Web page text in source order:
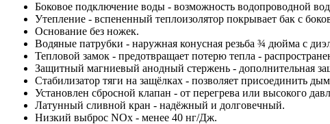
Боковое подключение воды - возможность водопроводной
Утепление - вспененный теплоизолятор покрывает бак с
Основание без ножек.
Водяные патрубки - наружная конусная резьба ¾ дюйма с
Тепловой замок - предотвращает потерю тепла -
Защитный магниевый анодный стержень - дополнительная
Стабилизатор тяги на защёлках - позволяет присоединить
Установлен сбросной клапан - от перегрева или высокого
Латунный сливной кран - надёжный и долговечный.
Низкий выброс NOx - менее 40 нг/Дж.